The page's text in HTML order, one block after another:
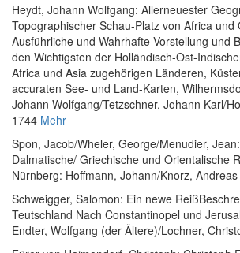
Heydt, Johann Wolfgang: Allerneuester
Topographischer Schau-Platz von Africa und
Ausführliche und Wahrhafte Vorstellung und
den Wichtigsten der Holländisch-Ost-
Africa und Asia zugehörigen Länderen,
accuraten See- und Land-Karten,
Johann Wolfgang/Tetzschner, Johann Karl/
1744 Mehr
Spon, Jacob/Wheler, George/Menudier, Jean:
Dalmatische/ Griechische und Orientalische
Nürnberg: Hoffmann, Johann/Knorz,
Schweigger, Salomon: Ein newe
Teutschland Nach Constantinopel und
Endter, Wolfgang (der Ältere)/Lochner,